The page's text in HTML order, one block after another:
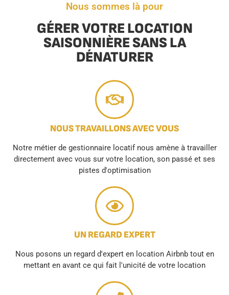
Nous sommes là pour
GÉRER VOTRE LOCATION
SAISONNIÈRE SANS LA
DÉNATURER
NOUS TRAVAILLONS AVEC VOUS
Notre métier de gestionnaire locatif nous amène à travailler
directement avec vous sur votre location, son passé et ses
pistes d'optimisation
UN REGARD EXPERT
Nous posons un regard d'expert en location Airbnb tout en
mettant en avant ce qui fait l'unicité de votre location